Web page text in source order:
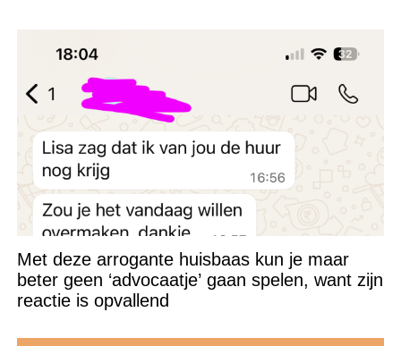
Met deze arrogante huisbaas kun je maar
beter geen ‘advocaatje’ gaan spelen, want zijn
reactie is opvallend